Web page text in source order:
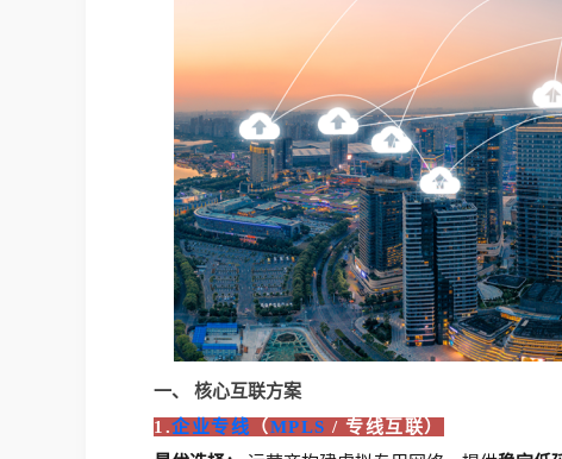
一、 核心互联方案
1.企业专线 （MPLS / 专线互联）